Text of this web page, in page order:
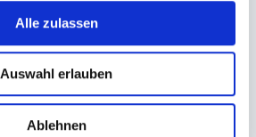
Alle zulassen
Auswahl erlauben
Ablehnen